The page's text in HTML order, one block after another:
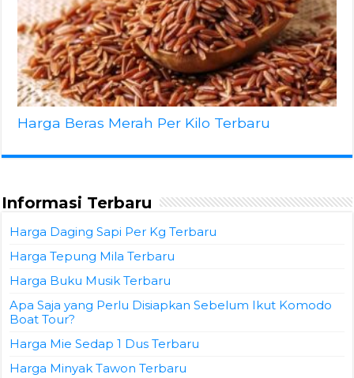
Harga Beras Merah Per Kilo Terbaru
Informasi Terbaru
Harga Daging Sapi Per Kg Terbaru
Harga Tepung Mila Terbaru
Harga Buku Musik Terbaru
Apa Saja yang Perlu Disiapkan Sebelum Ikut Komodo
Boat Tour?
Harga Mie Sedap 1 Dus Terbaru
Harga Minyak Tawon Terbaru